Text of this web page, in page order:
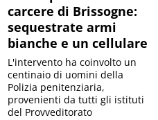
carcere di Brissogne:
sequestrate armi
bianche e un cellulare
L'intervento ha coinvolto un
centinaio di uomini della
Polizia penitenziaria,
provenienti da tutti gli istituti
del Provveditorato